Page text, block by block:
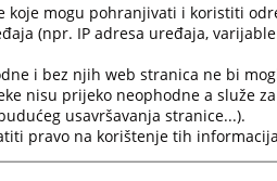
sjednica
a BiH za 2024. godinu
koje mogu pohranjivati i koristiti
(npr. IP adresa uređaja,
i bez njih web stranica ne bi
nisu prijeko neophodne a služe
usavršavanja stranice...).
pravo na korištenje tih